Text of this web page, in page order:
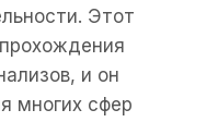
Этот
и он
многих сфер